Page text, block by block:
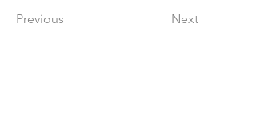
Previous Next